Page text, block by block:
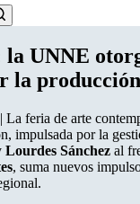
la UNNE
la
| La feria de arte
impulsada por la
Lourdes Sánchez al
, suma nuevos